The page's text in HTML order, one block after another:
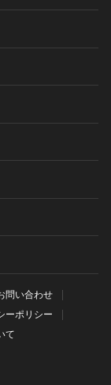
問い合わせ
ーポリシー
て